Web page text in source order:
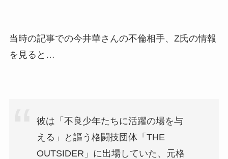
当時の記事での今井華さんの不倫相手、Z氏の情報
を見ると…
彼は「不良少年たちに活躍の場を与
える」と謳う格闘技団体「THE
OUTSIDER」に出場していた、元格